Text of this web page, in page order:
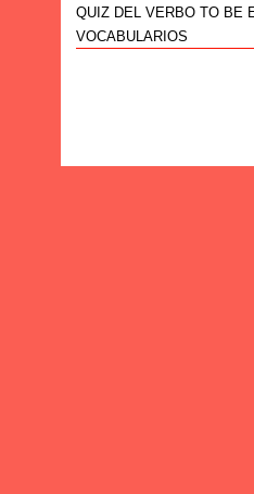
QUIZ DEL VERBO TO BE
VOCABULARIOS